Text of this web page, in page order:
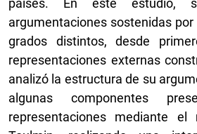
países. En este estudio,
argumentaciones sostenidas
grados distintos, desde
representaciones externas
analizó la estructura de su
algunas componentes
representaciones mediante